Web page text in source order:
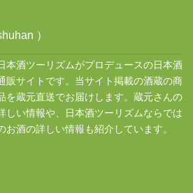
）
本酒ツーリズムがプロデュースの日本酒
販サイトです。当サイト掲載の酒蔵の商
を蔵元直送でお届けします。蔵元さんの
しい情報や、日本酒ツーリズムならでは
お酒の詳しい情報も紹介しています。